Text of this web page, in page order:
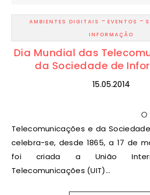
AMBIENTES DIGITAIS - EVENTOS -
INFORMAÇÃO
Dia Mundial das
da Sociedade de
15.05.2014
O Dia Mundial das
Telecomunicações e da
celebra-se, desde 1865, a 17 de
foi criada a União
Telecomunicações (UIT)…